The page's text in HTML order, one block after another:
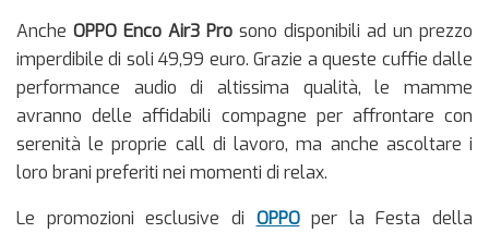
Anche OPPO Enco Air3 Pro sono disponibili ad un prezzo
imperdibile di soli 49,99 euro. Grazie a queste cuffie dalle
performance audio di altissima qualità, le mamme
avranno delle affidabili compagne per affrontare con
serenità le proprie call di lavoro, ma anche ascoltare i
loro brani preferiti nei momenti di relax.
Le promozioni esclusive di OPPOper la Festa della